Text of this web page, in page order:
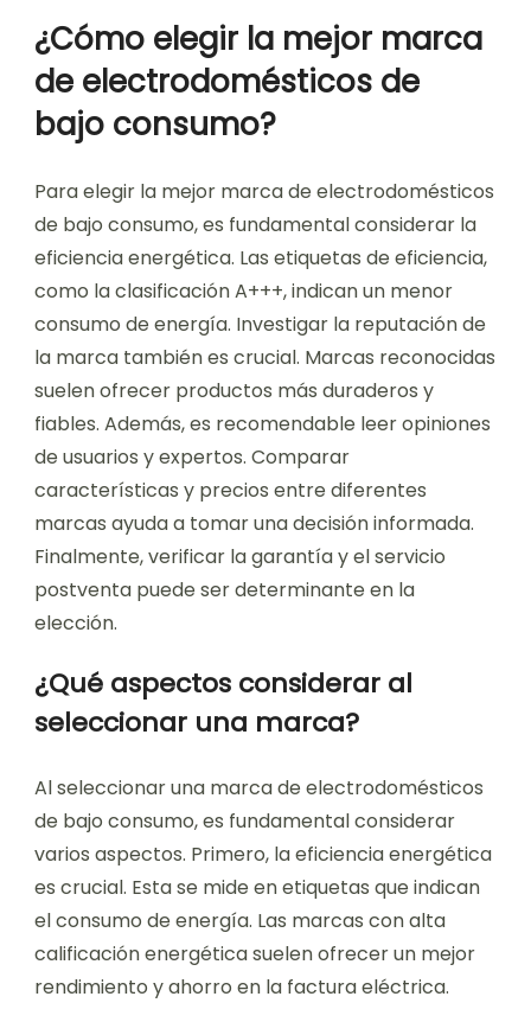
¿Cómo elegir la mejor marca
de electrodomésticos de
bajo consumo?
Para elegir la mejor marca de electrodomésticos
de bajo consumo, es fundamental considerar la
eficiencia energética. Las etiquetas de eficiencia,
como la clasificación A+++, indican un menor
consumo de energía. Investigar la reputación de
la marca también es crucial. Marcas reconocidas
suelen ofrecer productos más duraderos y
fiables. Además, es recomendable leer opiniones
de usuarios y expertos. Comparar
características y precios entre diferentes
marcas ayuda a tomar una decisión informada.
Finalmente, verificar la garantía y el servicio
postventa puede ser determinante en la
elección.
¿Qué aspectos considerar al
seleccionar una marca?
Al seleccionar una marca de electrodomésticos
de bajo consumo, es fundamental considerar
varios aspectos. Primero, la eficiencia energética
es crucial. Esta se mide en etiquetas que indican
el consumo de energía. Las marcas con alta
calificación energética suelen ofrecer un mejor
rendimiento y ahorro en la factura eléctrica.